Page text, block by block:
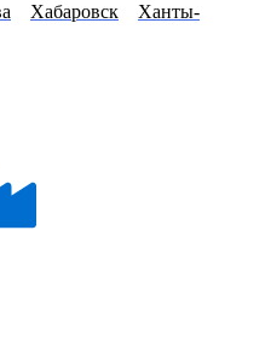
Хабаровск
Ханты-